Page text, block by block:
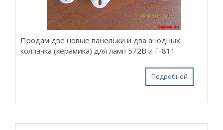
Продам две новые панельки и два анодных
колпачка (керамика) для ламп 572В и Г-811
Подробней